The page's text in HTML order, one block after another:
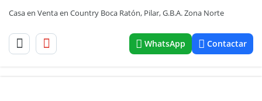
Casa en Venta en Country Boca Ratón, Pilar, G.B.A. Zona Norte
WhatsApp Contactar